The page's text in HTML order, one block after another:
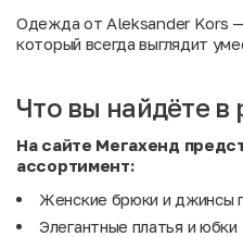
Одежда от Aleksander Kors
который всегда выглядит
Что вы найдёте в
На сайте Мегахенд
ассортимент:
Женские брюки и джинсы
Элегантные платья и юбки